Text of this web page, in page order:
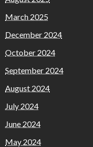
March 2025
December 2024
October 2024
September 2024
August 2024
July 2024
June 2024
May 2024